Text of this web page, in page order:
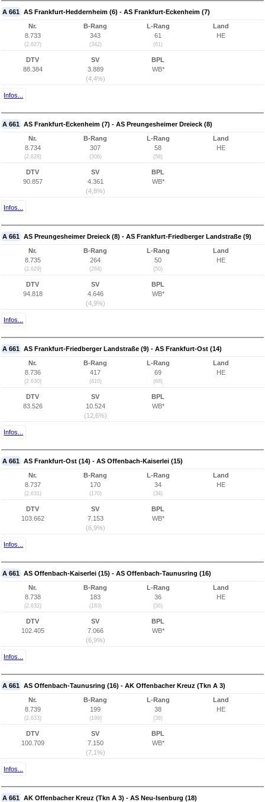
A 661 AS Frankfurt-Heddernheim (6) - AS Frankfurt-Eckenheim (7)
Nr.
8.733
(2.627)
B-Rang
343
(342)
L-Rang
61
(61)
Land
HE
DTV
88.384
SV
3.889
(4,4%)
BPL
WB*
Infos...
A 661 AS Frankfurt-Eckenheim (7) - AS Preungesheimer Dreieck (8)
Nr.
8.734
(2.628)
B-Rang
307
(306)
L-Rang
58
(58)
Land
HE
DTV
90.857
SV
4.361
(4,8%)
BPL
WB*
Infos...
A 661 AS Preungesheimer Dreieck (8) - AS Frankfurt-Friedberger Landstraße (9)
Nr.
8.735
(2.629)
B-Rang
264
(264)
L-Rang
50
(50)
Land
HE
DTV
94.818
SV
4.646
(4,9%)
BPL
WB*
Infos...
A 661 AS Frankfurt-Friedberger Landstraße (9) - AS Frankfurt-Ost (14)
Nr.
8.736
(2.630)
B-Rang
417
(410)
L-Rang
69
(68)
Land
HE
DTV
83.526
SV
10.524
(12,6%)
BPL
WB*
Infos...
A 661 AS Frankfurt-Ost (14) - AS Offenbach-Kaiserlei (15)
Nr.
8.737
(2.631)
B-Rang
170
(170)
L-Rang
34
(34)
Land
HE
DTV
103.662
SV
7.153
(6,9%)
BPL
WB*
Infos...
A 661 AS Offenbach-Kaiserlei (15) - AS Offenbach-Taunusring (16)
Nr.
8.738
(2.632)
B-Rang
183
(183)
L-Rang
36
(36)
Land
HE
DTV
102.405
SV
7.066
(6,9%)
BPL
WB*
Infos...
A 661 AS Offenbach-Taunusring (16) - AK Offenbacher Kreuz (Tkn A 3)
Nr.
8.739
(2.633)
B-Rang
199
(199)
L-Rang
38
(38)
Land
HE
DTV
100.709
SV
7.150
(7,1%)
BPL
WB*
Infos...
A 661 AK Offenbacher Kreuz (Tkn A 3) - AS Neu-Isenburg (18)